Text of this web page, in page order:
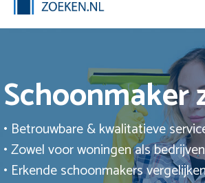
Schoonmaker
• Betrouwbare & kwalitatieve
• Zowel voor woningen als bedrijven
• Erkende schoonmakers